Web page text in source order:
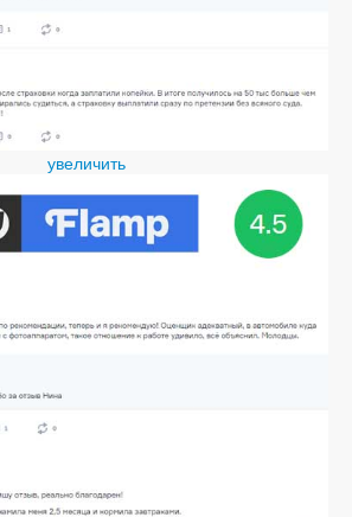
увеличить